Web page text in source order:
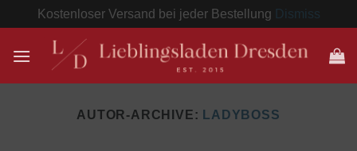
Kostenloser Versand bei jeder Bestellung Dismiss
Inhalt
AUTOR-ARCHIVE: LADYBOSS